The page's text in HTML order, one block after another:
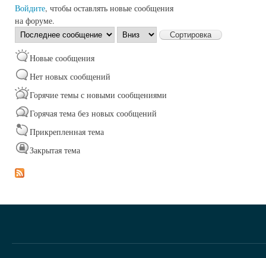
Войдите, чтобы оставлять новые сообщения
на форуме.
Сортировка
по
Сортировка
Новые сообщения
Нет новых сообщений
Горячие темы с новыми сообщениями
Горячая тема без новых сообщений
Прикрепленная тема
Закрытая тема